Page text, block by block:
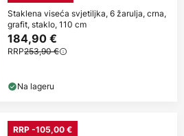
Staklena viseća svjetiljka, 6 žarulja, crna,
grafit, staklo, 110 cm
184,90 €
RRP253,90 €
Na lageru
RRP -105,00 €